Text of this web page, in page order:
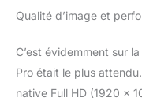
Qualité d’image et
C’est évidemment sur
Pro était le plus
native Full HD (1920 x